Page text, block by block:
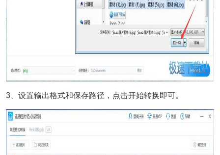
3、设置输出格式和保存路径，点击开始转换即可。